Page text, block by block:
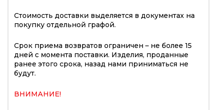
Стоимость доставки выделяется в документах на
покупку отдельной графой.
Срок приема возвратов ограничен – не более 15
дней с момента поставки. Изделия, проданные
ранее этого срока, назад нами приниматься не
будут.
ВНИМАНИЕ!